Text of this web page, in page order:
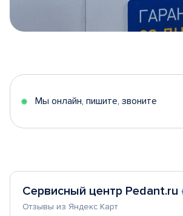
5
Мы онлайн, пишите, звоните
Сервисный центр Pedant.ru
Отзывы из Яндекс Карт